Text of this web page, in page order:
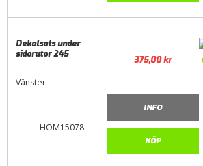
HOM15078
Dekalsats under
sidorutor 245
Vänster
375,00kr
INFO
KÖP